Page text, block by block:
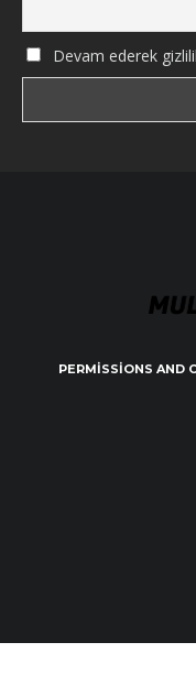
Devam ederek
PERMISSIONS AND